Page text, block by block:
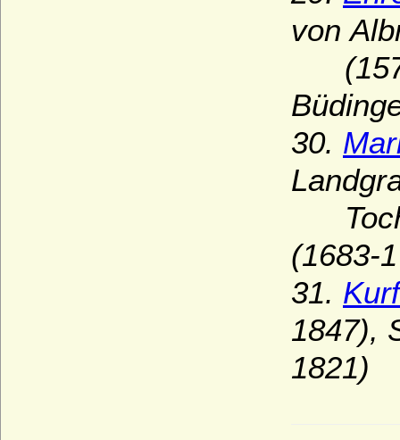
von
30.
(1683-
31.
1847),
1821)